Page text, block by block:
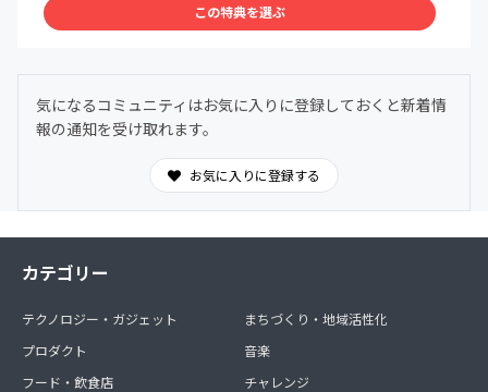
この特典を選ぶ
気になるコミュニティはお気に入りに登録しておくと新着情
報の通知を受け取れます。
お気に入りに登録する
カテゴリー
テクノロジー・ガジェット
プロダクト
フード・飲食店
まちづくり・地域活性化
音楽
チャレンジ